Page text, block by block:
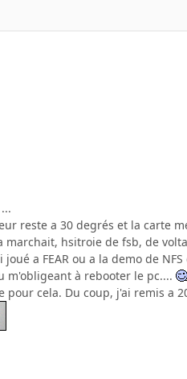
reste a 30 degrés et la carte
hsitroie de fsb, de
a FEAR ou a la demo de
m'obligeant à rebooter le pc....
cela. Du coup, j'ai remis a